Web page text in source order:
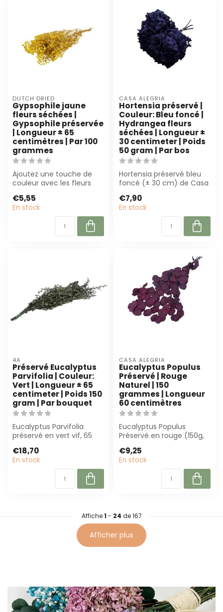
DUTCH DRIED
Gypsophile jaune
fleurs séchées |
Gypsophile préservée
| Longueur ± 65
centimètres | Par 100
grammes
Ajoutez une touche de
couleur avec les fleurs
jaunes de Dutch...
€5,55
En stock
CASA ALEGRIA
Hortensia préservé |
Couleur: Bleu foncé |
Hydrangea fleurs
séchées | Longueur ±
30 centimeter | Poids
50 gram | Par bos
Hortensia préservé bleu
foncé (± 30 cm) de Casa
couleu...
€7,90
En stock
4A
Préservé Eucalyptus
Parvifolia | Couleur:
Vert | Longueur ± 65
centimeter | Poids 150
gram | Par bouquet
Eucalyptus Parvifolia
préservé en vert vif, 65
bouquets et d...
€18,70
En stock
CASA ALEGRIA
Eucalyptus Populus
Préservé | Rouge
Naturel | 150
grammes | Longueur
60 centimètres
Eucalyptus Populus
Préservé en rouge (150g,
une décoratio...
€9,25
En stock
Affiche1 - 24 de 167
Afficher plus